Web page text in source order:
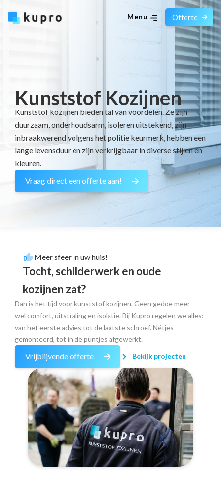
Menu Offerte
Kunststof Kozijnen
Kunststof kozijnen bieden tal van voordelen. Ze zijn
duurzaam, onderhoudsarm, isoleren uitstekend, zijn
inbraakwerend volgens het politie keurmerk, hebben een
lange levensduur en zijn verkrijgbaar in diverse stijlen en
kleuren.
Vraag direct een offerte aan!
Meer sfeer in uw huis!
Tocht, schilderwerk en oude
kozijnen zat?
Dan is het tijd voor kunststof kozijnen. Geen gedoe meer –
wel comfort, uitstraling en isolatie. Bij Kupro regelen we alles:
van het eerste advies tot de laatste schroef. Nétjes
gemonteerd, tot in de puntjes afgewerkt.
Vrijblijvende offerte Bekijk projecten